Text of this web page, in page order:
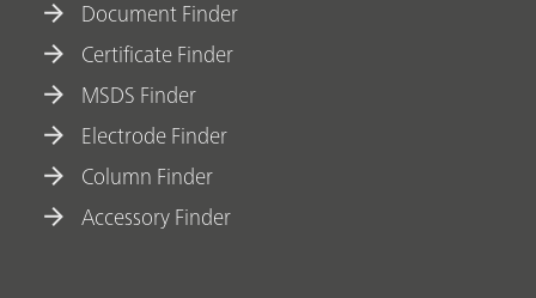
Document Finder
Certificate Finder
MSDS Finder
Electrode Finder
Column Finder
Accessory Finder